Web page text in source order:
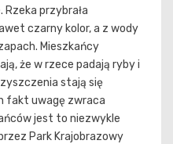
przybrała
czarny kolor, a z wody
Mieszkańcy
że w rzece padają ryby i
stają się
fakt uwagę zwraca
jest to niezwykle
Park Krajobrazowy